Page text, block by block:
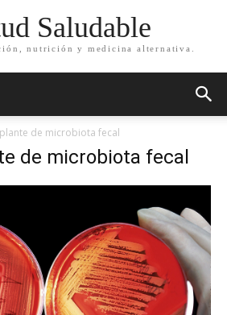
Saludable
nutrición y medicina alternativa.
de microbiota fecal
de microbiota fecal